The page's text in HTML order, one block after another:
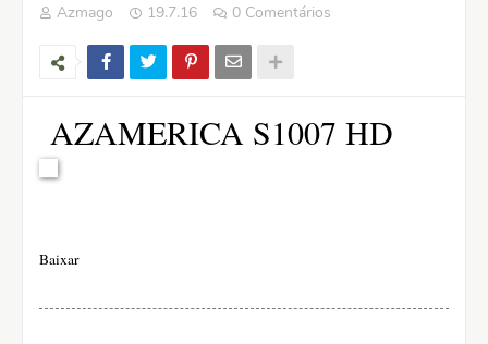
Azmago 19.7.16 0 Comentários
AZAMERICA S1007 HD
Baixar